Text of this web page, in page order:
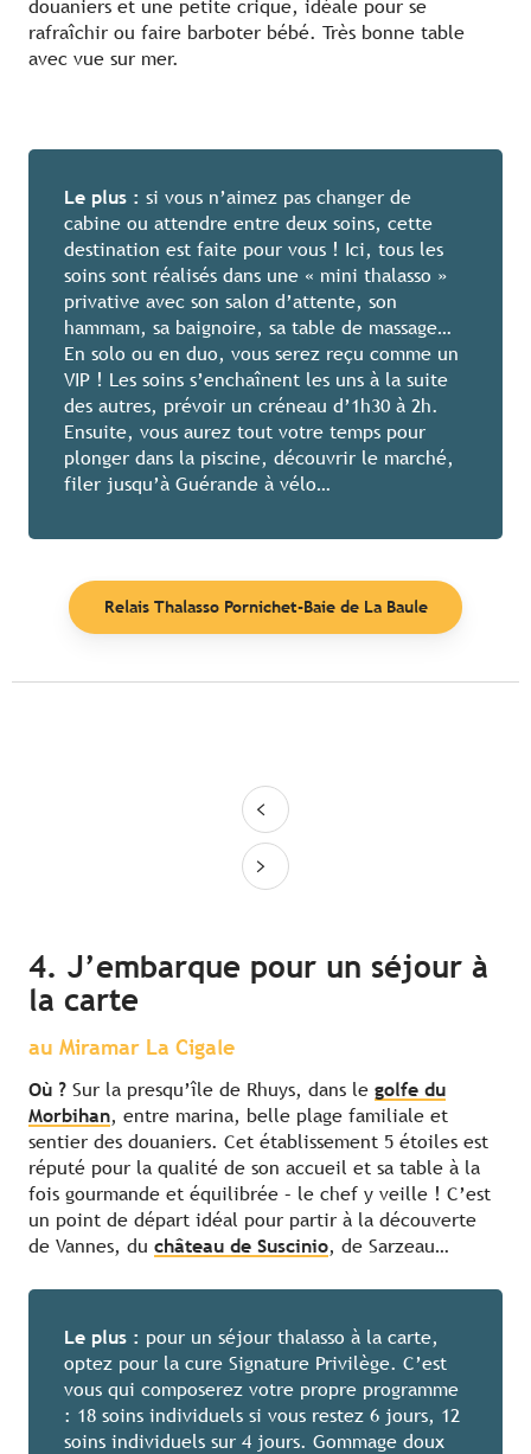
douaniers et une petite crique, idéale pour se
rafraîchir ou faire barboter bébé. Très bonne table
avec vue sur mer.
Le plus : si vous n’aimez pas changer de
cabine ou attendre entre deux soins, cette
destination est faite pour vous ! Ici, tous les
soins sont réalisés dans une « mini thalasso »
privative avec son salon d’attente, son
hammam, sa baignoire, sa table de massage…
En solo ou en duo, vous serez reçu comme un
VIP ! Les soins s’enchaînent les uns à la suite
des autres, prévoir un créneau d’1h30 à 2h.
Ensuite, vous aurez tout votre temps pour
plonger dans la piscine, découvrir le marché,
filer jusqu’à Guérande à vélo…
Relais Thalasso Pornichet-Baie de La Baule
4. J’embarque pour un séjour à
la carte
au Miramar La Cigale
Où ? Sur la presqu’île de Rhuys, dans le golfe du
Morbihan, entre marina, belle plage familiale et
sentier des douaniers. Cet établissement 5 étoiles est
réputé pour la qualité de son accueil et sa table à la
fois gourmande et équilibrée – le chef y veille ! C’est
un point de départ idéal pour partir à la découverte
de Vannes, du château de Suscinio, de Sarzeau…
Le plus : pour un séjour thalasso à la carte,
optez pour la cure Signature Privilège. C’est
vous qui composerez votre propre programme
: 18 soins individuels si vous restez 6 jours, 12
soins individuels sur 4 jours. Gommage doux